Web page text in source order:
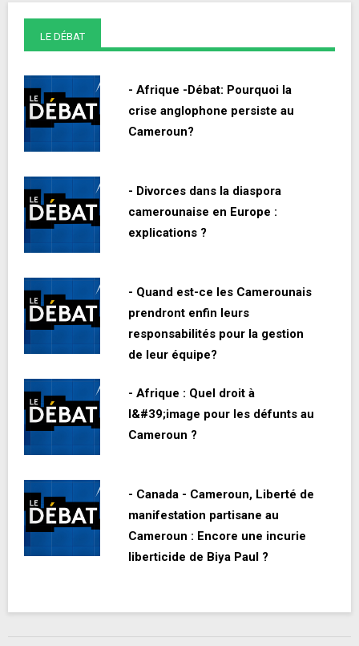
LE DÉBAT
- Afrique -Débat: Pourquoi la
crise anglophone persiste au
Cameroun?
- Divorces dans la diaspora
camerounaise en Europe :
explications ?
- Quand est-ce les Camerounais
prendront enfin leurs
responsabilités pour la gestion
de leur équipe?
- Afrique : Quel droit à
l&#39;image pour les défunts au
Cameroun ?
- Canada - Cameroun, Liberté de
manifestation partisane au
Cameroun : Encore une incurie
liberticide de Biya Paul ?